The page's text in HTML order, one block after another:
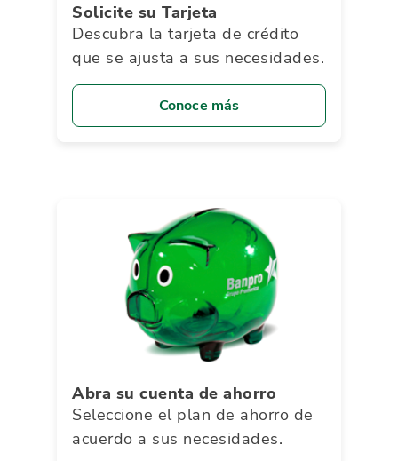
Solicite su Tarjeta
Descubra la tarjeta de crédito
que se ajusta a sus necesidades.
Conoce más
Abra su cuenta de ahorro
Seleccione el plan de ahorro de
acuerdo a sus necesidades.